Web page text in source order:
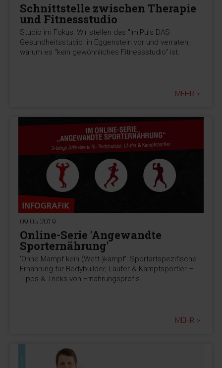
Schnittstelle zwischen Therapie
und Fitnessstudio
Studio im Fokus: Wir stellen das "Im|Puls DAS
Gesundheitsstudio" in Eggenstein vor und verraten,
warum es "kein gewöhnliches Fitnessstudio“ ist.
MEHR >
09.05.2019
Online-Serie 'Angewandte
Sporternährung'
'Ohne Mampf kein (Wett-)kampf': Sportartspezifische
Ernährung für Bodybuilder, Läufer & Kampfsportler –
Tipps & Tricks von Ernährungsprofis.
MEHR >